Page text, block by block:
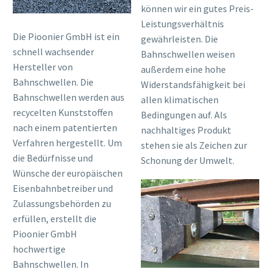
Die Pioonier GmbH ist ein
schnell wachsender
Hersteller von
Bahnschwellen. Die
Bahnschwellen werden aus
recycelten Kunststoffen
nach einem patentierten
Verfahren hergestellt. Um
die Bedürfnisse und
Wünsche der europäischen
Eisenbahnbetreiber und
Zulassungsbehörden zu
erfüllen, erstellt die
Pioonier GmbH
hochwertige
Bahnschwellen. In
können wir ein gutes Preis-
Leistungsverhältnis
gewährleisten. Die
Bahnschwellen weisen
außerdem eine hohe
Widerstandsfähigkeit bei
allen klimatischen
Bedingungen auf. Als
nachhaltiges Produkt
stehen sie als Zeichen zur
Schonung der Umwelt.